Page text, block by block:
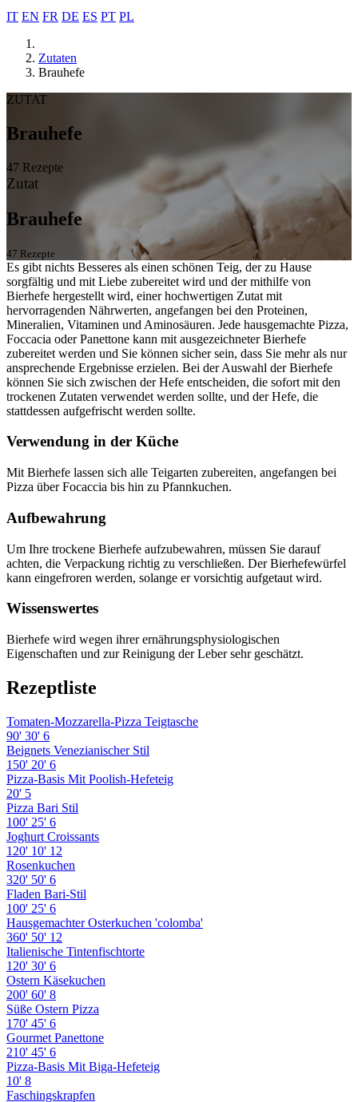
IT EN FR DE ES PT PL
Zutaten
Brauhefe
ZUTAT
Brauhefe
47 Rezepte
Zutat
Brauhefe
47 Rezepte
Es gibt nichts Besseres als einen schönen Teig, der zu Hause
sorgfältig und mit Liebe zubereitet wird und der mithilfe von
Bierhefe hergestellt wird, einer hochwertigen Zutat mit
hervorragenden Nährwerten, angefangen bei den Proteinen,
Mineralien, Vitaminen und Aminosäuren. Jede hausgemachte Pizza,
Foccacia oder Panettone kann mit ausgezeichneter Bierhefe
zubereitet werden und Sie können sicher sein, dass Sie mehr als nur
ansprechende Ergebnisse erzielen. Bei der Auswahl der Bierhefe
können Sie sich zwischen der Hefe entscheiden, die sofort mit den
trockenen Zutaten verwendet werden sollte, und der Hefe, die
stattdessen aufgefrischt werden sollte.
Verwendung in der Küche
Mit Bierhefe lassen sich alle Teigarten zubereiten, angefangen bei
Pizza über Focaccia bis hin zu Pfannkuchen.
Aufbewahrung
Um Ihre trockene Bierhefe aufzubewahren, müssen Sie darauf
achten, die Verpackung richtig zu verschließen. Der Bierhefewürfel
kann eingefroren werden, solange er vorsichtig aufgetaut wird.
Wissenswertes
Bierhefe wird wegen ihrer ernährungsphysiologischen
Eigenschaften und zur Reinigung der Leber sehr geschätzt.
Rezeptliste
Tomaten-Mozzarella-Pizza Teigtasche
90' 30' 6
Beignets Venezianischer Stil
150' 20' 6
Pizza-Basis Mit Poolish-Hefeteig
20' 5
Pizza Bari Stil
100' 25' 6
Joghurt Croissants
120' 10' 12
Rosenkuchen
320' 50' 6
Fladen Bari-Stil
100' 25' 6
Hausgemachter Osterkuchen 'colomba'
360' 50' 12
Italienische Tintenfischtorte
120' 30' 6
Ostern Käsekuchen
200' 60' 8
Süße Ostern Pizza
170' 45' 6
Gourmet Panettone
210' 45' 6
Pizza-Basis Mit Biga-Hefeteig
10' 8
Faschingskrapfen